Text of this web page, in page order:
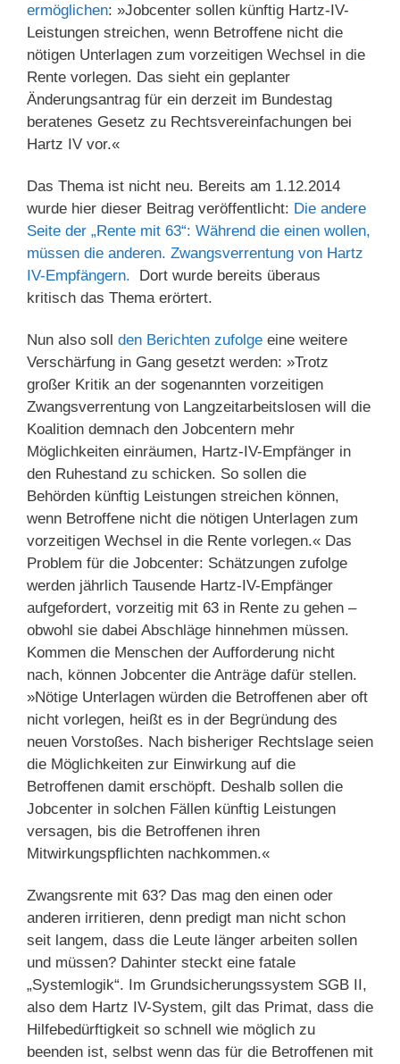
ermöglichen: »Jobcenter sollen künftig Hartz-IV-
Leistungen streichen, wenn Betroffene nicht die
nötigen Unterlagen zum vorzeitigen Wechsel in die
Rente vorlegen. Das sieht ein geplanter
Änderungsantrag für ein derzeit im Bundestag
beratenes Gesetz zu Rechtsvereinfachungen bei
Hartz IV vor.«
Das Thema ist nicht neu. Bereits am 1.12.2014
wurde hier dieser Beitrag veröffentlicht: Die andere
Seite der „Rente mit 63“: Während die einen wollen,
müssen die anderen. Zwangsverrentung von Hartz
IV-Empfängern. Dort wurde bereits überaus
kritisch das Thema erörtert.
Nun also soll den Berichten zufolge eine weitere
Verschärfung in Gang gesetzt werden: »Trotz
großer Kritik an der sogenannten vorzeitigen
Zwangsverrentung von Langzeitarbeitslosen will die
Koalition demnach den Jobcentern mehr
Möglichkeiten einräumen, Hartz-IV-Empfänger in
den Ruhestand zu schicken. So sollen die
Behörden künftig Leistungen streichen können,
wenn Betroffene nicht die nötigen Unterlagen zum
vorzeitigen Wechsel in die Rente vorlegen.« Das
Problem für die Jobcenter: Schätzungen zufolge
werden jährlich Tausende Hartz-IV-Empfänger
aufgefordert, vorzeitig mit 63 in Rente zu gehen –
obwohl sie dabei Abschläge hinnehmen müssen.
Kommen die Menschen der Aufforderung nicht
nach, können Jobcenter die Anträge dafür stellen.
»Nötige Unterlagen würden die Betroffenen aber oft
nicht vorlegen, heißt es in der Begründung des
neuen Vorstoßes. Nach bisheriger Rechtslage seien
die Möglichkeiten zur Einwirkung auf die
Betroffenen damit erschöpft. Deshalb sollen die
Jobcenter in solchen Fällen künftig Leistungen
versagen, bis die Betroffenen ihren
Mitwirkungspflichten nachkommen.«
Zwangsrente mit 63? Das mag den einen oder
anderen irritieren, denn predigt man nicht schon
seit langem, dass die Leute länger arbeiten sollen
und müssen? Dahinter steckt eine fatale
„Systemlogik“. Im Grundsicherungssystem SGB II,
also dem Hartz IV-System, gilt das Primat, dass die
Hilfebedürftigkeit so schnell wie möglich zu
beenden ist, selbst wenn das für die Betroffenen mit